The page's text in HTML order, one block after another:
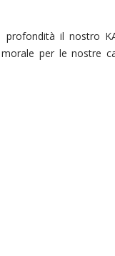
profondità il nostro
per le nostre